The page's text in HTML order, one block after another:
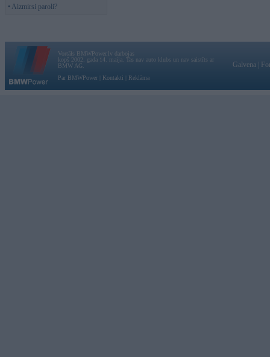
• Aizmirsi paroli?
Vortāls BMWPower.lv darbojas
kopš 2002. gada 14. maija. Tas nav auto klubs un nav saistīts ar
BMW AG.
Par BMWPower
Kontakti Reklāma
Galvena